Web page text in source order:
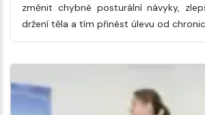
změnit chybné posturální návyky,
držení těla a tím přinést úlevu od